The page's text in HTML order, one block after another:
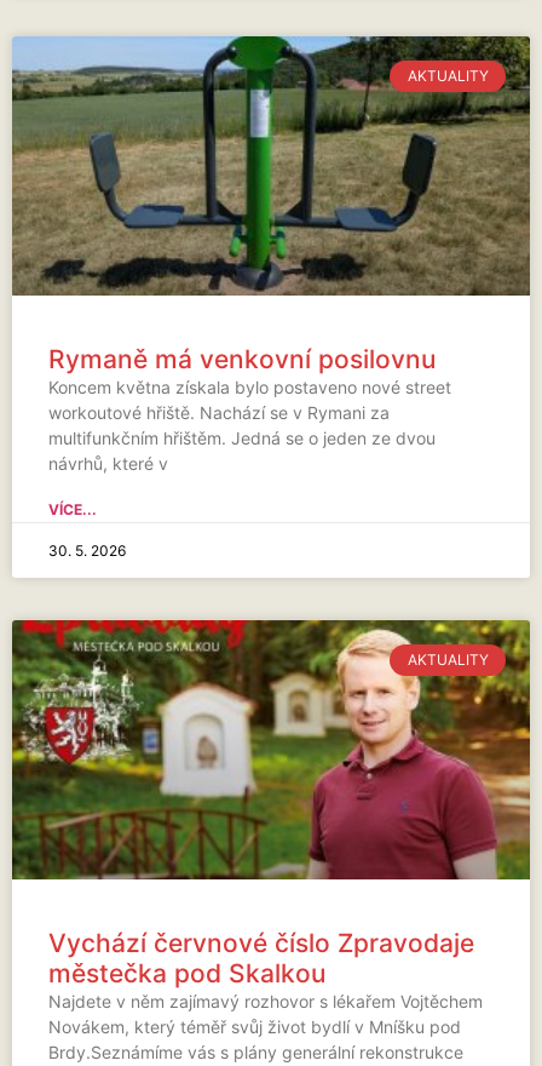
AKTUALITY
Rymaně má venkovní posilovnu
Koncem května získala bylo postaveno nové street
workoutové hřiště. Nachází se v Rymani za
multifunkčním hřištěm. Jedná se o jeden ze dvou
návrhů, které v
VÍCE...
30. 5. 2026
AKTUALITY
Vychází červnové číslo Zpravodaje
městečka pod Skalkou
Najdete v něm zajímavý rozhovor s lékařem Vojtěchem
Novákem, který téměř svůj život bydlí v Mníšku pod
Brdy.Seznámíme vás s plány generální rekonstrukce